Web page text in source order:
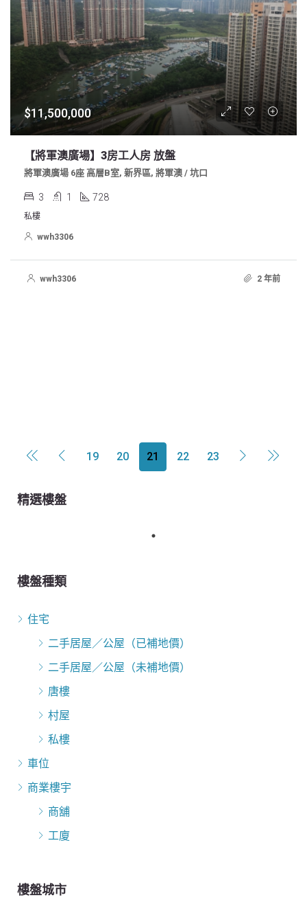
$11,500,000
【將軍澳廣場】3房工人房 放盤
將軍澳廣場 6座 高層B室, 新界區, 將軍澳 / 坑口
3 1 728
私樓
wwh3306
wwh3306 2 年前
19 20 21 22 23
精選樓盤
樓盤種類
住宅
二手居屋／公屋（已補地價）
二手居屋／公屋（未補地價）
唐樓
村屋
私樓
車位
商業樓宇
商舖
工廈
樓盤城市